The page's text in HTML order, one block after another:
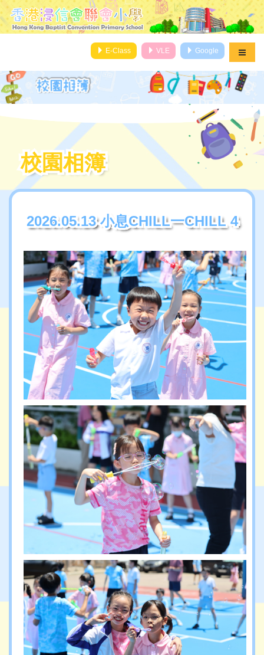
E-Class VLE Google
校園相簿
校園相簿
2026.05.13 小息CHILL一CHILL 4
2026.05.13 小息CHILL一CHILL 4